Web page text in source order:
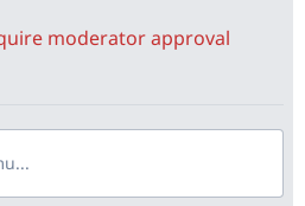
moderator approval